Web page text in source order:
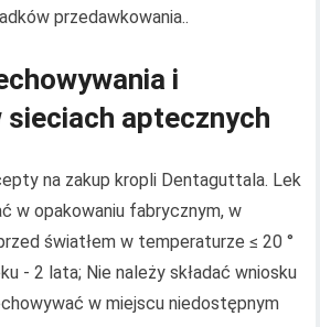
przedawkowania..
i
sieciach aptecznych
na zakup kropli Dentaguttala. Lek
w opakowaniu fabrycznym, w
światłem w temperaturze ≤ 20 °
- 2 lata; Nie należy składać wniosku
w miejscu niedostępnym